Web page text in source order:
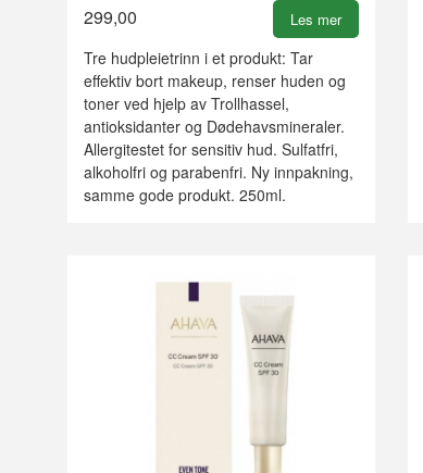
299,00 Les mer
Tre hudpleietrinn i et produkt: Tar
effektiv bort makeup, renser huden og
toner ved hjelp av Trollhassel,
antioksidanter og Dødehavsmineraler.
Allergitestet for sensitiv hud. Sulfatfri,
alkoholfri og parabenfri. Ny innpakning,
samme gode produkt. 250ml.